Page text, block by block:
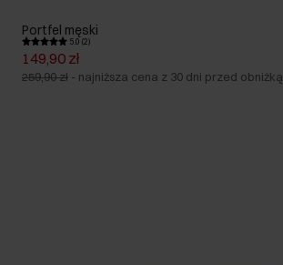
Portfel męski
5.0 (2)
149,90 zł
259,90 zł - najniższa cena z 30 dni przed obniżką